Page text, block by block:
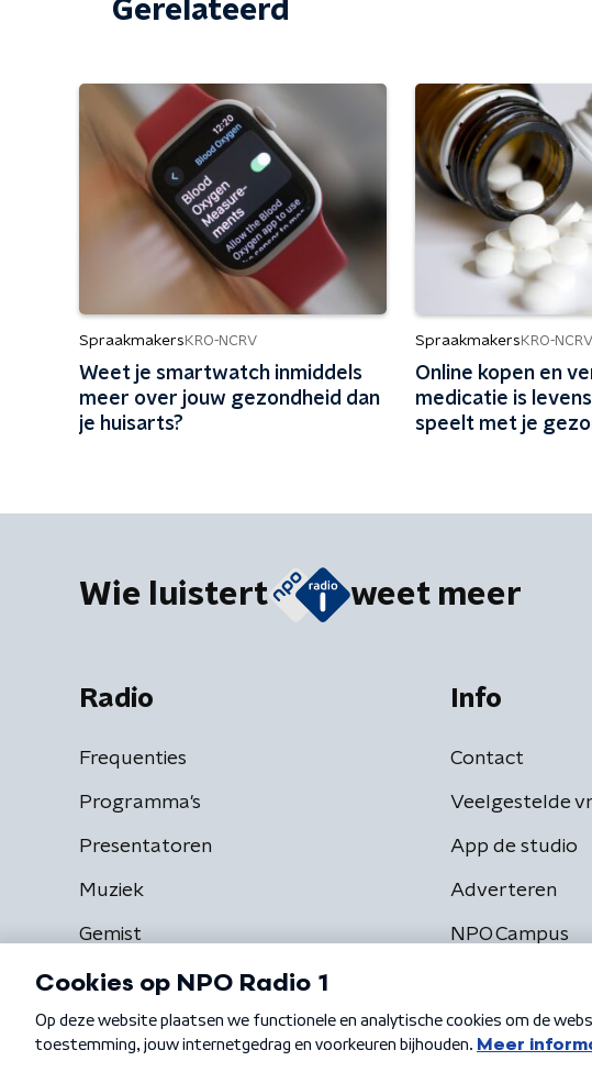
Gerelateerd
Spraakmakers KRO-NCRV
Weet je smartwatch inmiddels
meer over jouw gezondheid dan
je huisarts?
Spraakmakers KRO-NCRV
Online kopen en
medicatie is
speelt met je
Wie luistert weet meer
Radio
Frequenties
Programma's
Presentatoren
Muziek
Gemist
Info
Contact
Veelgestelde
App de studio
Adverteren
NPO Campus
Algemene voorwaarden Privacybeleid